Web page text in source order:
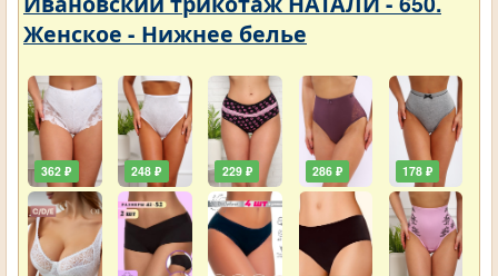
Женское - Нижнее белье
362 ₽ 248 ₽ 229 ₽ 286 ₽ 178 ₽